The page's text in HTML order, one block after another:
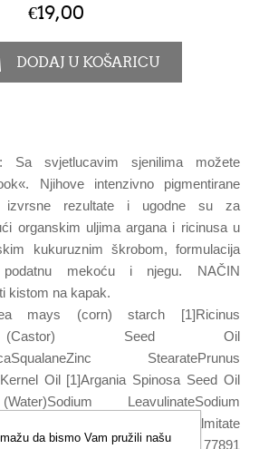
€19,00
: Sa svjetlucavim sjenilima možete
Njihove intenzivno pigmentirane
izvrsne rezultate i ugodne su za
organskim uljima argana i ricinusa u
kukuruznim škrobom, formulacija
podatnu mekoću i njegu. NAČIN
kistom na kapak.
mays (corn) starch [1]Ricinus
(Castor) Seed Oil
StearatePrunus
Oil [1]Argania Spinosa Seed Oil
LeavulinateSodium
(Vitamin E)Ascorbyl Palmitate
sadržavati (+/-): Ci 77891
da bismo Vam pružili našu